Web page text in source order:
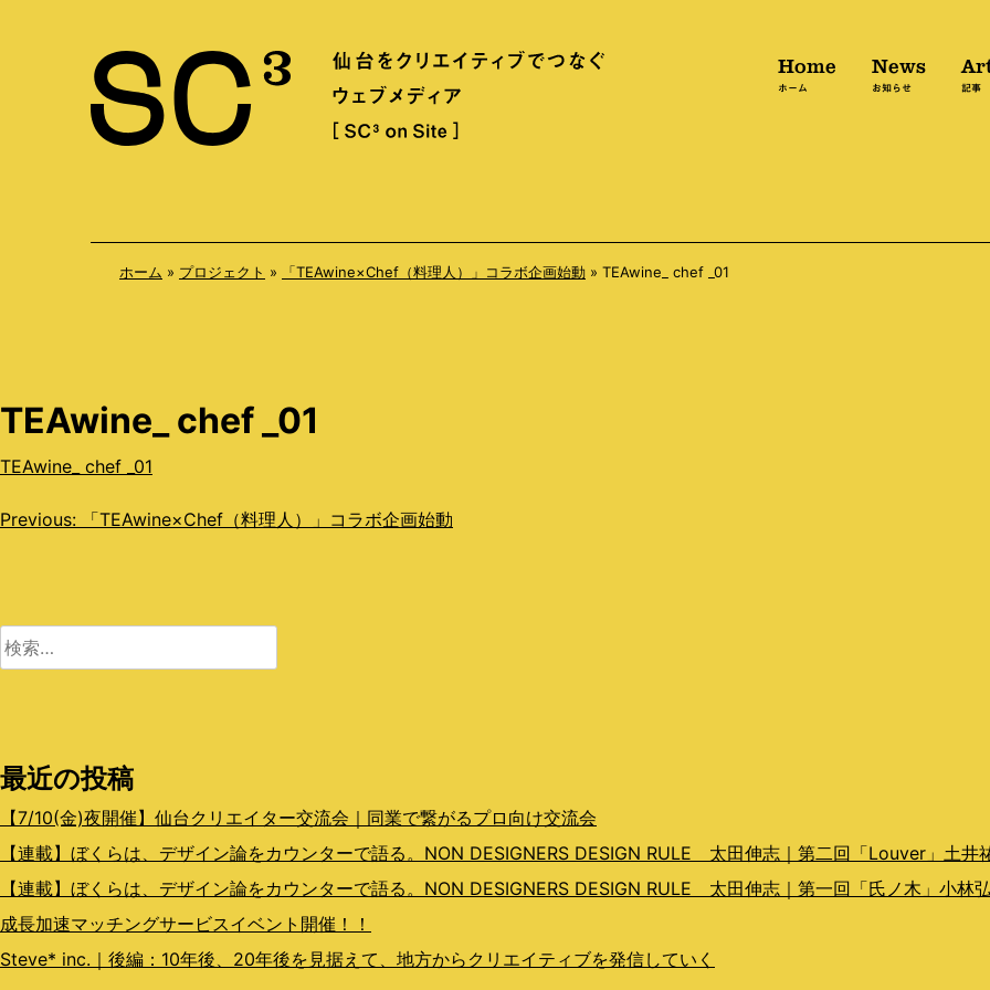
n
Home
ホーム
News
お知らせ 記事
ホーム » プロジェクト » 「TEAwine×Chef（料理人）」コラボ企画始動 » TEAwine_ chef _01
TEAwine_ chef _01
TEAwine_ chef _01
投
ビ
シ
ョ
ン
Previous: 「TEAwine×Chef（料理人）」コラボ企画始動
検
最近の投稿
【7/10(金)夜開催】仙台クリエイター交流会｜同業で繋がるプロ向け交流会
【連載】ぼくらは、デザイン論をカウンターで語る。NON DESIGNERS DESIGN RULE 太田伸志｜第二回「Louver」土井
【連載】ぼくらは、デザイン論をカウンターで語る。NON DESIGNERS DESIGN RULE 太田伸志｜第一回「氏ノ木」小林
成長加速マッチングサービスイベント開催！！
Steve* inc.｜後編：10年後、20年後を見据えて、地方からクリエイティブを発信していく